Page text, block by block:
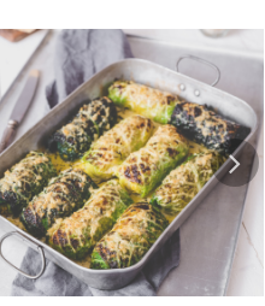
Risotto-Wirsing-Rouladen